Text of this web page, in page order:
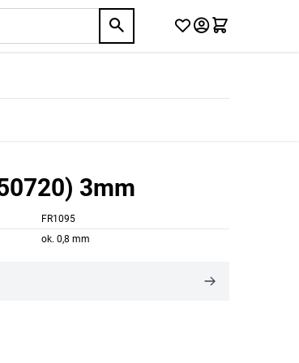
3mm
FR1095
ok. 0,8 mm